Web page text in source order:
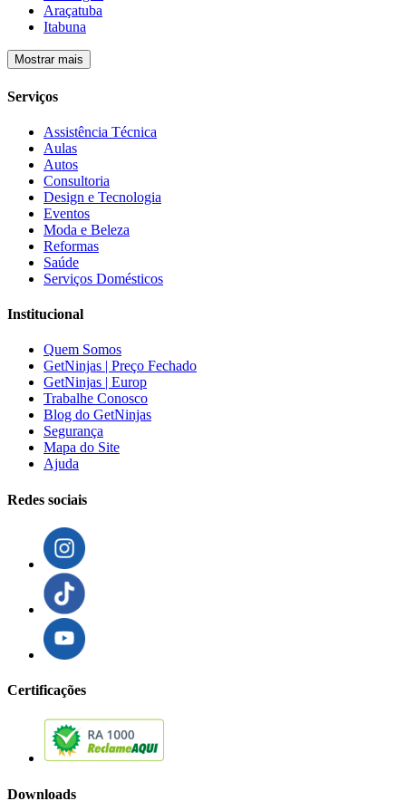
Araçatuba
Itabuna
Mostrar mais
Serviços
Assistência Técnica
Aulas
Autos
Consultoria
Design e Tecnologia
Eventos
Moda e Beleza
Reformas
Saúde
Serviços Domésticos
Institucional
Quem Somos
GetNinjas | Preço Fechado
GetNinjas | Europ
Trabalhe Conosco
Blog do GetNinjas
Segurança
Mapa do Site
Ajuda
Redes sociais
Certificações
Downloads